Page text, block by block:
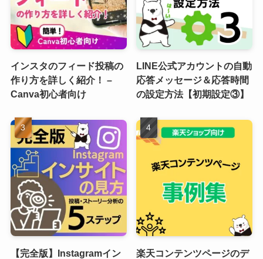
インスタのフィード投稿の
作り方を詳しく紹介！ –
Canva初心者向け
LINE公式アカウントの自動
応答メッセージ＆応答時間
の設定方法【初期設定③】
【完全版】Instagramイン
楽天コンテンツページのデ